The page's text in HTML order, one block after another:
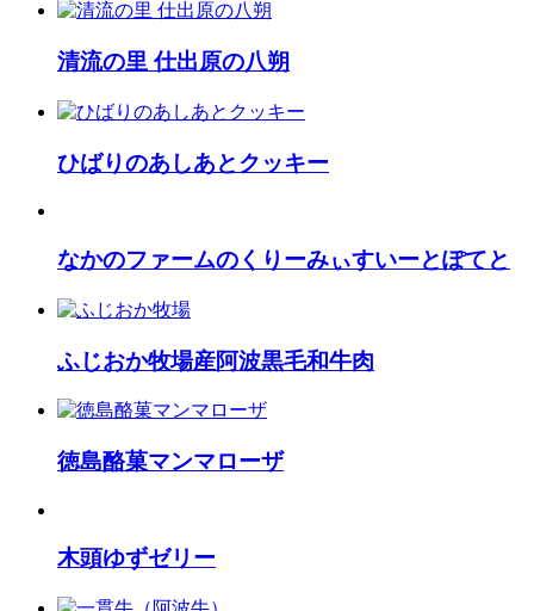
清流の里 仕出原の八朔
ひばりのあしあとクッキー
なかのファームのくりーみぃすいーとぽてと
ふじおか牧場産阿波黒毛和牛肉
徳島酪菓マンマローザ
木頭ゆずゼリー